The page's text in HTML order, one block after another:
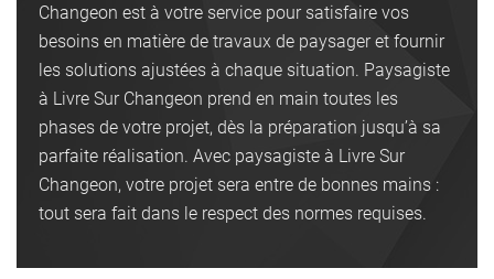
Changeon est à votre service pour satisfaire vos
besoins en matière de travaux de paysager et fournir
les solutions ajustées à chaque situation. Paysagiste
à Livre Sur Changeon prend en main toutes les
phases de votre projet, dès la préparation jusqu’à sa
parfaite réalisation. Avec paysagiste à Livre Sur
Changeon, votre projet sera entre de bonnes mains :
tout sera fait dans le respect des normes requises.